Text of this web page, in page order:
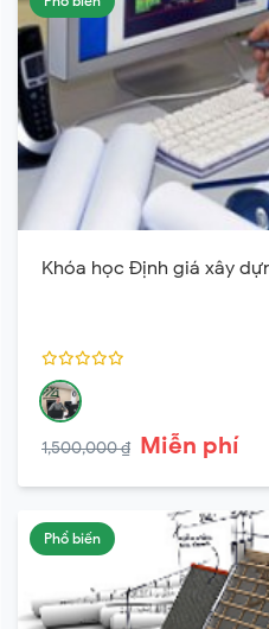
Khóa học Định giá xây
1,500,000 ₫ Miễn phí
Phổ biến